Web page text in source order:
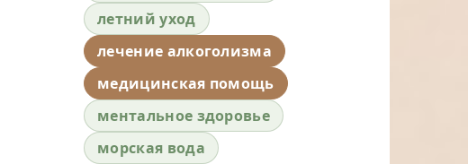
летний уход
лечение алкоголизма
медицинская помощь
ментальное здоровье
морская вода